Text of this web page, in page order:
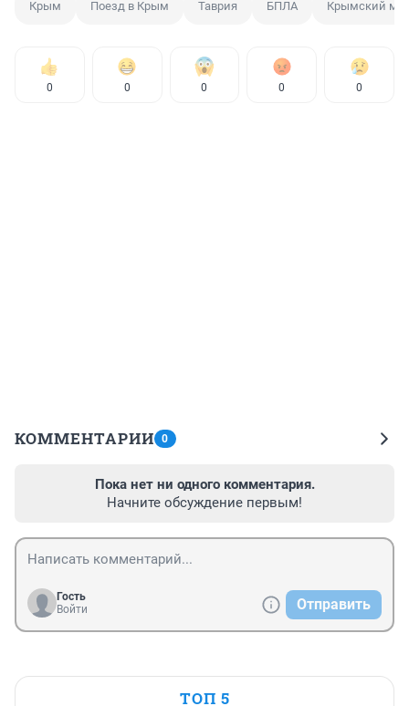
Крым Поезд в Крым Таврия БПЛА Крымский
0 0 0 0 0
КОММЕНТАРИИ 0
Пока нет ни одного комментария.
Начните обсуждение первым!
Гость
Войти
Отправить
ТОП 5